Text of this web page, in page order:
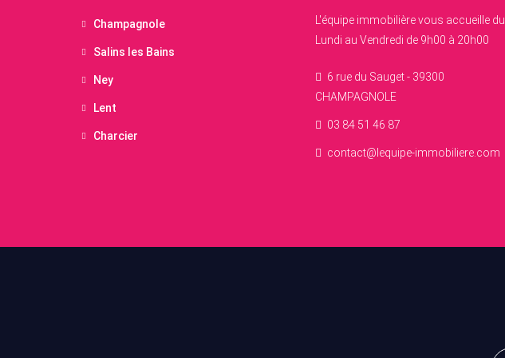
Champagnole
Salins les Bains
Ney
Lent
Charcier
L'équipe immobilière vous accueille du
Lundi au Vendredi de 9h00 à 20h00
6 rue du Sauget - 39300
CHAMPAGNOLE
03 84 51 46 87
contact@lequipe-immobiliere.com